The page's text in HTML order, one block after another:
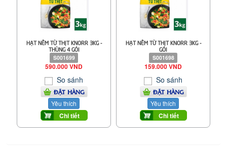
HẠT NÊM TỪ THỊT KNORR 3KG -
THÙNG 4 GÓI
S001699
590.000 VND
So sánh
ĐẶT HÀNG
Yêu thích
Chi tiết
HẠT NÊM TỪ THỊT KNORR 3KG -
GÓI
S001698
159.000 VND
So sánh
ĐẶT HÀNG
Yêu thích
Chi tiết